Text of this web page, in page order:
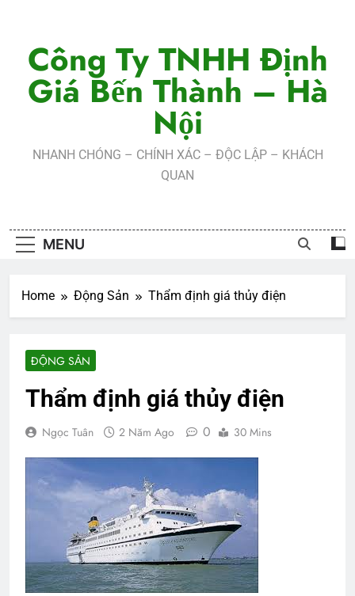
contentCông Ty TNHH Định
Giá Bến Thành – Hà
Nội
NHANH CHÓNG – CHÍNH XÁC – ĐỘC LẬP – KHÁCH
QUAN
MENU
Home Động Sản Thẩm định giá thủy điện
ĐỘNG SẢN
Thẩm định giá thủy điện
Ngọc Tuân 2 Năm Ago 0 30 Mins